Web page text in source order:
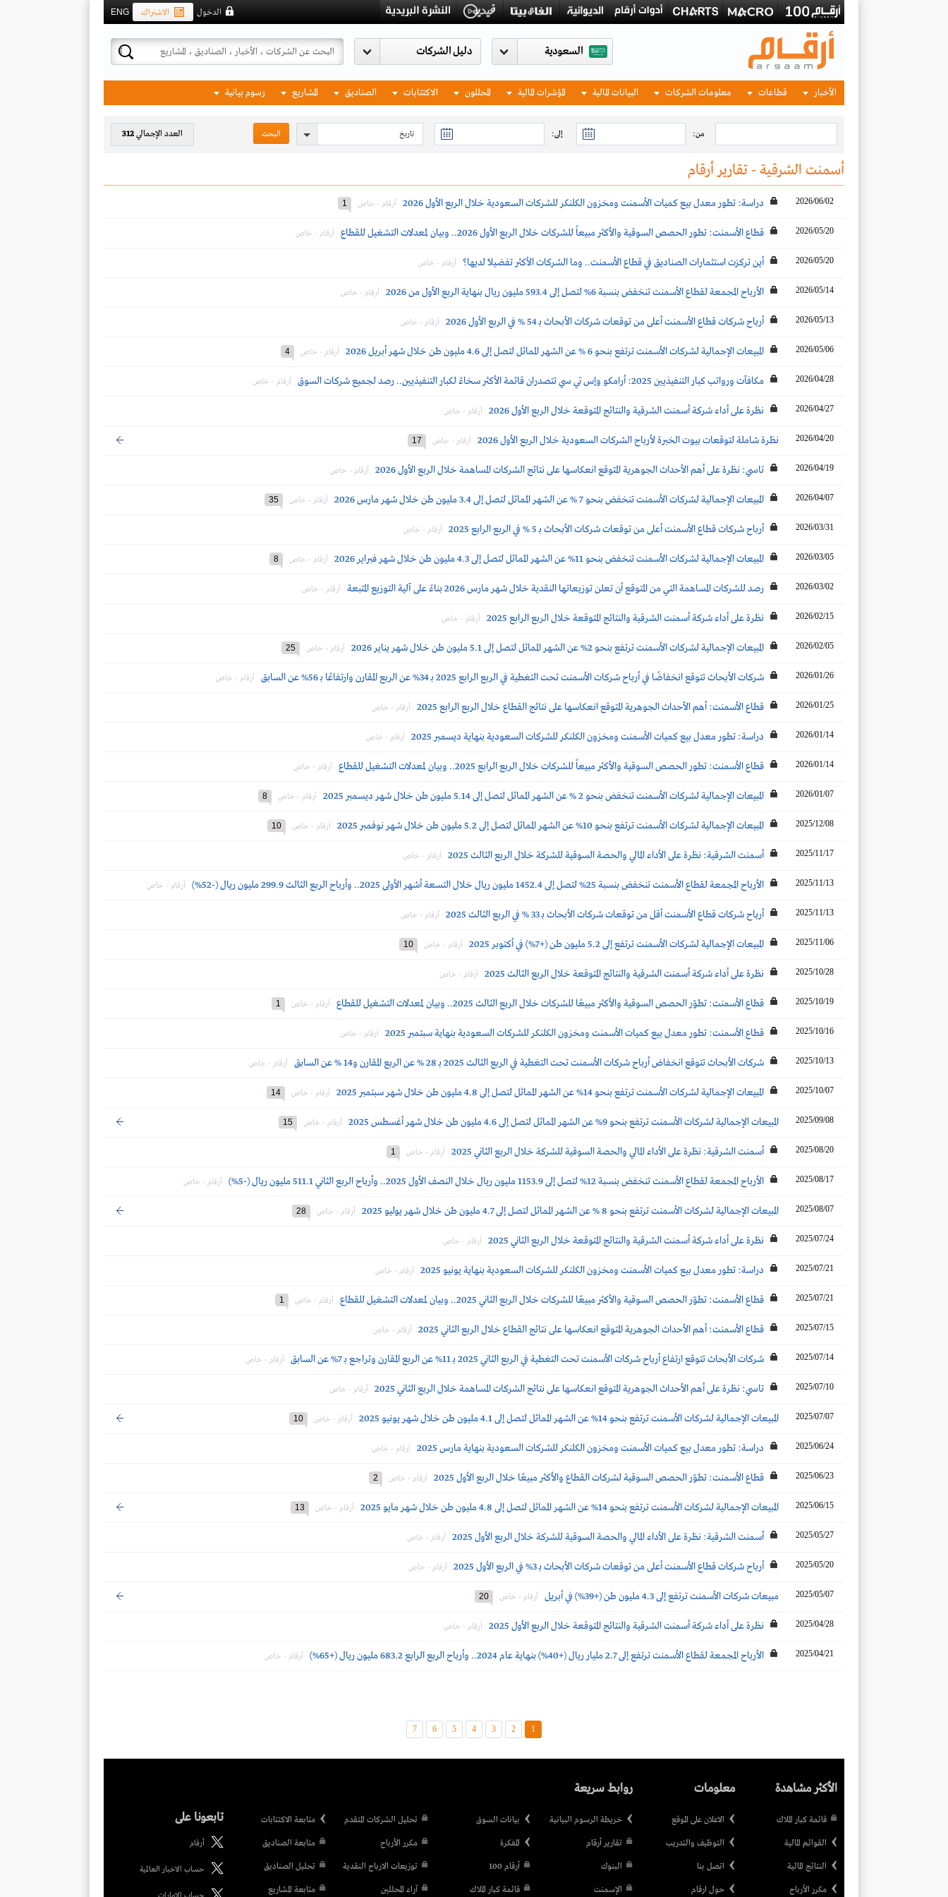
ENG الاشتراك الدخول
السعودية
الأخبار قطاعات معلومات الشركات البيانات المالية المؤشرات المالية المحللون الاكتتابات الصناديق المشاريع رسوم بيانية
من: إلى: العدد الإجمالي312
أسمنت الشرقية - تقارير أرقام
2026/06/02 دراسة: تطور معدل بيع كميات الأسمنت ومخزون الكلنكر للشركات السعودية خلال الربع الأول 2026 أرقام - خاص 1
2026/05/20 قطاع الأسمنت: تطور الحصص السوقية والأكثر مبيعاً للشركات خلال الربع الأول 2026.. وبيان لمعدلات التشغيل للقطاع أرقام - خاص
2026/05/20 أين تركزت استثمارات الصناديق في قطاع الأسمنت.. وما الشركات الأكثر تفضيلاً لديها؟ أرقام - خاص
2026/05/14 الأرباح المجمعة لقطاع الأسمنت تنخفض بنسبة 6% لتصل إلى 593.4 مليون ريال بنهاية الربع الأول من 2026 أرقام - خاص
2026/05/13 أرباح شركات قطاع الأسمنت أعلى من توقعات شركات الأبحاث بــ 54 % في الربع الأول 2026 أرقام - خاص
2026/05/06 المبيعات الإجمالية لشركات الأسمنت ترتفع بنحو 6 % عن الشهر المماثل لتصل إلى 4.6 مليون طن خلال شهر أبريل 2026 أرقام - خاص 4
2026/04/28 مكافآت ورواتب كبار التنفيذيين 2025: أرامكو وإس تي سي تتصدران قائمة الأكثر سخاءً لكبار التنفيذيين.. رصد لجميع شركات السوق أرقام - خاص
2026/04/27 نظرة على أداء شركة أسمنت الشرقية والنتائج المتوقعة خلال الربع الأول 2026 أرقام - خاص
2026/04/20 نظرة شاملة لتوقعات بيوت الخبرة لأرباح الشركات السعودية خلال الربع الأول 2026 أرقام - خاص 17
2026/04/19 تاسي: نظرة على أهم الأحداث الجوهرية المتوقع انعكاسها على نتائج الشركات المساهمة خلال الربع الأول 2026 أرقام - خاص
2026/04/07 المبيعات الإجمالية لشركات الأسمنت تنخفض بنحو 7 % عن الشهر المماثل لتصل إلى 3.4 مليون طن خلال شهر مارس 2026 أرقام - خاص 35
2026/03/31 أرباح شركات قطاع الأسمنت أعلى من توقعات شركات الأبحاث بــ 5 % في الربع الرابع 2025 أرقام - خاص
2026/03/05 المبيعات الإجمالية لشركات الأسمنت تنخفض بنحو 11% عن الشهر المماثل لتصل إلى 4.3 مليون طن خلال شهر فبراير 2026 أرقام - خاص 8
2026/03/02 رصد للشركات المساهمة التي من المتوقع أن تعلن توزيعاتها النقدية خلال شهر مارس 2026 بناءً على آلية التوزيع المتبعة أرقام - خاص
2026/02/15 نظرة على أداء شركة أسمنت الشرقية والنتائج المتوقعة خلال الربع الرابع 2025 أرقام - خاص
2026/02/05 المبيعات الإجمالية لشركات الأسمنت ترتفع بنحو 2% عن الشهر المماثل لتصل إلى 5.1 مليون طن خلال شهر يناير 2026 أرقام - خاص 25
2026/01/26 شركات الأبحاث تتوقع انخفاضًا في أرباح شركات الأسمنت تحت التغطية في الربع الرابع 2025 بـ 34% عن الربع المقارن وارتفاعًا بـ 56% عن السابق أرقام - خاص
2026/01/25 قطاع الأسمنت: أهم الأحداث الجوهرية المتوقع انعكاسها على نتائج القطاع خلال الربع الرابع 2025 أرقام - خاص
2026/01/14 دراسة: تطور معدل بيع كميات الأسمنت ومخزون الكلنكر للشركات السعودية بنهاية ديسمبر 2025 أرقام - خاص
2026/01/14 قطاع الأسمنت: تطور الحصص السوقية والأكثر مبيعاً للشركات خلال الربع الرابع 2025.. وبيان لمعدلات التشغيل للقطاع أرقام - خاص
2026/01/07 المبيعات الإجمالية لشركات الأسمنت تنخفض بنحو 2 % عن الشهر المماثل لتصل إلى 5.14 مليون طن خلال شهر ديسمبر 2025 أرقام - خاص 8
2025/12/08 المبيعات الإجمالية لشركات الأسمنت ترتفع بنحو 10% عن الشهر المماثل لتصل إلى 5.2 مليون طن خلال شهر نوفمبر 2025 أرقام - خاص 10
2025/11/17 أسمنت الشرقية: نظرة على الأداء المالي والحصة السوقية للشركة خلال الربع الثالث 2025 أرقام - خاص
2025/11/13 الأرباح المجمعة لقطاع الأسمنت تنخفض بنسبة 25% لتصل إلى 1452.4 مليون ريال خلال التسعة أشهر الأولى 2025.. وأرباح الربع الثالث 299.9 مليون ريال (-52%) أرقام - خاص
2025/11/13 أرباح شركات قطاع الأسمنت أقل من توقعات شركات الأبحاث بــ 33 % في الربع الثالث 2025 أرقام - خاص
2025/11/06 المبيعات الإجمالية لشركات الأسمنت ترتفع إلى 5.2 مليون طن (+7%) في أكتوبر 2025 أرقام - خاص 10
2025/10/28 نظرة على أداء شركة أسمنت الشرقية والنتائج المتوقعة خلال الربع الثالث 2025 أرقام - خاص
2025/10/19 قطاع الأسمنت: تطوّر الحصص السوقية والأكثر مبيعًا للشركات خلال الربع الثالث 2025.. وبيان لمعدلات التشغيل للقطاع أرقام - خاص 1
2025/10/16 قطاع الأسمنت: تطور معدل بيع كميات الأسمنت ومخزون الكلنكر للشركات السعودية بنهاية سبتمبر 2025 أرقام - خاص
2025/10/13 شركات الأبحاث تتوقع انخفاض أرباح شركات الأسمنت تحت التغطية في الربع الثالث 2025 بـ 28 % عن الربع المقارن و14 % عن السابق أرقام - خاص
2025/10/07 المبيعات الإجمالية لشركات الأسمنت ترتفع بنحو 14% عن الشهر المماثل لتصل إلى 4.8 مليون طن خلال شهر سبتمبر 2025 أرقام - خاص 14
2025/09/08 المبيعات الإجمالية لشركات الأسمنت ترتفع بنحو 9% عن الشهر المماثل لتصل إلى 4.6 مليون طن خلال شهر أغسطس 2025 أرقام - خاص 15
2025/08/20 أسمنت الشرقية: نظرة على الأداء المالي والحصة السوقية للشركة خلال الربع الثاني 2025 أرقام - خاص 1
2025/08/17 الأرباح المجمعة لقطاع الأسمنت تنخفض بنسبة 12% لتصل إلى 1153.9 مليون ريال خلال النصف الأول 2025.. وأرباح الربع الثاني 511.1 مليون ريال (-5%) أرقام - خاص
2025/08/07 المبيعات الإجمالية لشركات الأسمنت ترتفع بنحو 8 % عن الشهر المماثل لتصل إلى 4.7 مليون طن خلال شهر يوليو 2025 أرقام - خاص 28
2025/07/24 نظرة على أداء شركة أسمنت الشرقية والنتائج المتوقعة خلال الربع الثاني 2025 أرقام - خاص
2025/07/21 دراسة: تطور معدل بيع كميات الأسمنت ومخزون الكلنكر للشركات السعودية بنهاية يونيو 2025 أرقام - خاص
2025/07/21 قطاع الأسمنت: تطوّر الحصص السوقية والأكثر مبيعًا للشركات خلال الربع الثاني 2025.. وبيان لمعدلات التشغيل للقطاع أرقام - خاص 1
2025/07/15 قطاع الأسمنت: أهم الأحداث الجوهرية المتوقع انعكاسها على نتائج القطاع خلال الربع الثاني 2025 أرقام - خاص
2025/07/14 شركات الأبحاث تتوقع ارتفاع أرباح شركات الأسمنت تحت التغطية في الربع الثاني 2025 بـ 11% عن الربع المقارن وتراجع بـ 7% عن السابق أرقام - خاص
2025/07/10 تاسي: نظرة على أهم الأحداث الجوهرية المتوقع انعكاسها على نتائج الشركات المساهمة خلال الربع الثاني 2025 أرقام - خاص
2025/07/07 المبيعات الإجمالية لشركات الأسمنت ترتفع بنحو 14% عن الشهر المماثل لتصل إلى 4.1 مليون طن خلال شهر يونيو 2025 أرقام - خاص 10
2025/06/24 دراسة: تطور معدل بيع كميات الأسمنت ومخزون الكلنكر للشركات السعودية بنهاية مارس 2025 أرقام - خاص
2025/06/23 قطاع الأسمنت: تطوّر الحصص السوقية لشركات القطاع والأكثر مبيعًا خلال الربع الأول 2025 أرقام - خاص 2
2025/06/15 المبيعات الإجمالية لشركات الأسمنت ترتفع بنحو 14% عن الشهر المماثل لتصل إلى 4.8 مليون طن خلال شهر مايو 2025 أرقام - خاص 13
2025/05/27 أسمنت الشرقية: نظرة على الأداء المالي والحصة السوقية للشركة خلال الربع الأول 2025 أرقام - خاص
2025/05/20 أرباح شركات قطاع الأسمنت أعلى من توقعات شركات الأبحاث بـ 3% في الربع الأول 2025 أرقام - خاص
2025/05/07 مبيعات شركات الأسمنت ترتفع إلى 4.3 مليون طن (+39%) في أبريل أرقام - خاص 20
2025/04/28 نظرة على أداء شركة أسمنت الشرقية والنتائج المتوقعة خلال الربع الأول 2025 أرقام - خاص
2025/04/21 الأرباح المجمعة لقطاع الأسمنت ترتفع إلى 2.7 مليار ريال (+40%) بنهاية عام 2024.. وأرباح الربع الرابع 683.2 مليون ريال (+65%) أرقام - خاص
1
2
3
4
5
6
7
الأكثر مشاهدة
قائمة كبار الملاك
القوائم المالية
النتائج المالية
مكرر الأرباح
معلومات
الاعلان على الموقع
التوظيف والتدريب
اتصل بنا
حول ارقام
روابط سريعة
خريطة الرسوم البيانية
تقارير أرقام
البنوك
الإسمنت
بيانات السوق
المفكرة
أرقام 100
قائمة كبار الملاك
تحليل الشركات المتقدم
مكرر الأرباح
توزيعات الارباح النقدية
آراء المحللين
متابعة الاكتتابات
متابعة الصناديق
تحليل الصناديق
متابعة المشاريع
تابعونا على
أرقام
حساب الاخبار العالمية